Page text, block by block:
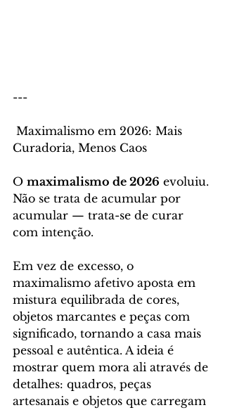
---
Curadoria, Menos Caos
O maximalismo de 2026 evoluiu.
Não se trata de acumular por
acumular — trata-se de curar
com intenção.
Em vez de excesso, o
maximalismo afetivo aposta em
mistura equilibrada de cores,
objetos marcantes e peças com
significado, tornando a casa mais
pessoal e autêntica. A ideia é
mostrar quem mora ali através de
detalhes: quadros, peças
artesanais e objetos que carregam